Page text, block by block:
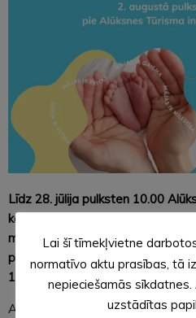
Līdz 28. jūlija pulksten 10.00
kopš aizvadītajiem Alūksnes
mazulis, aicinātas pieteikties
pasākumam, kas notiks svētku
11.00 pie Alūksnes Tūrisma
Alūksnes novada jaundzimušo
Lai šī tīmekļvietne
normatīvo aktu prasības, tā
nepieciešamās sīkdatnes.
uzstādītas